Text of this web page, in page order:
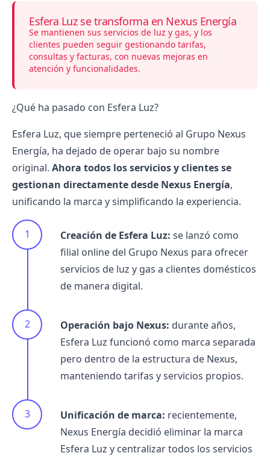
Esfera Luz se transforma en Nexus Energía
Se mantienen sus servicios de luz y gas, y los
clientes pueden seguir gestionando tarifas,
consultas y facturas, con nuevas mejoras en
atención y funcionalidades.
¿Qué ha pasado con Esfera Luz?
Esfera Luz, que siempre perteneció al Grupo Nexus
Energía, ha dejado de operar bajo su nombre
original. Ahora todos los servicios y clientes se
gestionan directamente desde Nexus Energía,
unificando la marca y simplificando la experiencia.
Creación de Esfera Luz: se lanzó como
filial online del Grupo Nexus para ofrecer
servicios de luz y gas a clientes domésticos
de manera digital.
Operación bajo Nexus: durante años,
Esfera Luz funcionó como marca separada
pero dentro de la estructura de Nexus,
manteniendo tarifas y servicios propios.
Unificación de marca: recientemente,
Nexus Energía decidió eliminar la marca
Esfera Luz y centralizar todos los servicios